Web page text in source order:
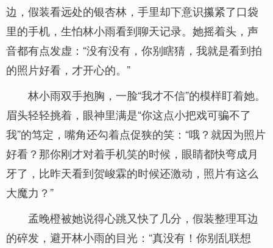
边，假装看远处的银杏林，手里却下意识攥紧了口袋
里的手机，生怕林小雨看到聊天记录。她摇着头，声
音都有点发虚：“没有没有，你别瞎猜，我就是看到拍
的照片好看，才开心的。”
林小雨双手抱胸，一脸“我才不信”的模样盯着她。
眉头轻轻挑着，眼神里满是“你这点小把戏可骗不了
我”的笃定，嘴角还勾着点促狭的笑：“哦？就因为照片
好看？那你刚才对着手机笑的时候，眼睛都快弯成月
牙了，比昨天看到贺峻霖的时候还激动，照片有这么
大魔力？”
孟晚橙被她说得心跳又快了几分，假装整理耳边
的碎发，避开林小雨的目光：“真没有！你别乱联想